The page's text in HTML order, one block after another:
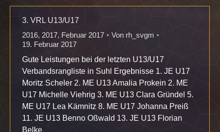
3. VRL U13/U17
2016, 2017, Februar 2017 Von rh_svgm
19. Februar 2017
Gute Leistungen bei der letzten U13/U17
Verbandsrangliste in Suhl Ergebnisse 1. JE U17
Moritz Scheler 2. ME U13 Amalia Prokein 2. ME
U17 Michelle Viehrig 3. ME U13 Clara Gründel 5.
ME U17 Lea Kämnitz 8. ME U17 Johanna Preiß
11. JE U13 Benno Oßwald 13. JE U13 Florian
Belke